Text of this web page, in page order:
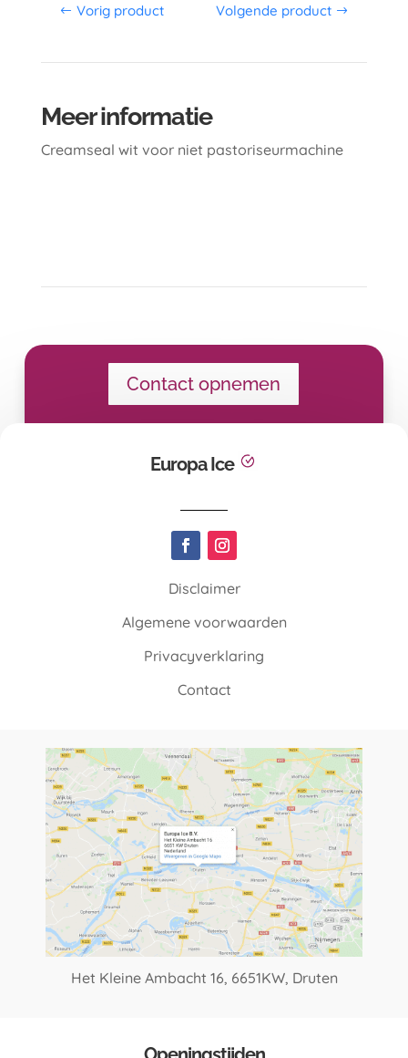
Vorig product Volgende product
Meer informatie
Creamseal wit voor niet pastoriseurmachine
Contact opnemen
Europa Ice
Disclaimer
Algemene voorwaarden
Privacyverklaring
Contact
Het Kleine Ambacht 16, 6651KW, Druten